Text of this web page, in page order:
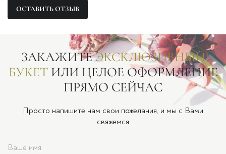
ОСТАВИТЬ ОТЗЫВ
ЗАКАЖИТЕЭКСКЛЮЗИВНЫЙ
БУКЕТИЛИ ЦЕЛОЕ ОФОРМЛЕНИЕ
ПРЯМО СЕЙЧАС
Просто напишите нам свои пожелания, и мы с Вами
свяжемся